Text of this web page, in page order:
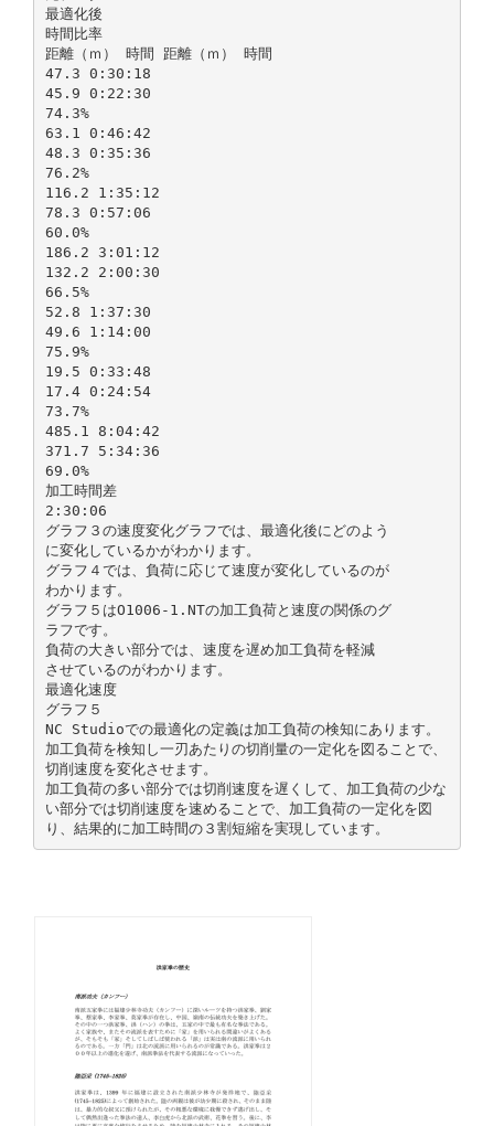
最適化後
時間比率
距離（ｍ） 時間 距離（ｍ） 時間
47.3 0:30:18
45.9 0:22:30
74.3%
63.1 0:46:42
48.3 0:35:36
76.2%
116.2 1:35:12
78.3 0:57:06
60.0%
186.2 3:01:12
132.2 2:00:30
66.5%
52.8 1:37:30
49.6 1:14:00
75.9%
19.5 0:33:48
17.4 0:24:54
73.7%
485.1 8:04:42
371.7 5:34:36
69.0%
加工時間差
2:30:06
グラフ３の速度変化グラフでは、最適化後にどのよう
に変化しているかがわかります。
グラフ４では、負荷に応じて速度が変化しているのが
わかります。
グラフ５はO1006-1.NTの加工負荷と速度の関係のグ
ラフです。
負荷の大きい部分では、速度を遅め加工負荷を軽減
させているのがわかります。
最適化速度
グラフ５
NC Studioでの最適化の定義は加工負荷の検知にあります。
加工負荷を検知し一刃あたりの切削量の一定化を図ることで、
切削速度を変化させます。
加工負荷の多い部分では切削速度を遅くして、加工負荷の少な
い部分では切削速度を速めることで、加工負荷の一定化を図